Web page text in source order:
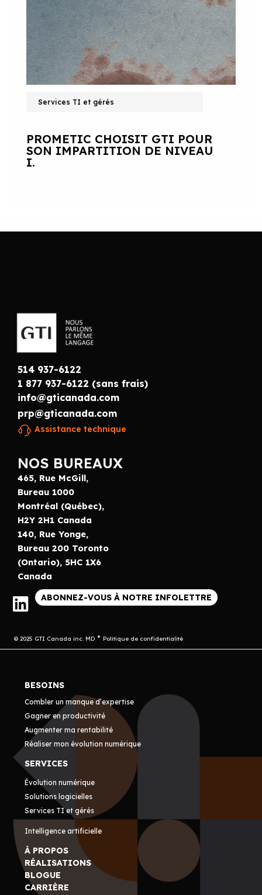
Services TI et gérés
PROMETIC CHOISIT GTI POUR
SON IMPARTITION DE NIVEAU
I.
514 937-6122
1 877 937-6122 (sans frais)
info@gticanada.com
prp@gticanada.com
Assistance technique
NOS BUREAUX
465, Rue McGill,
Bureau 1000
Montréal (Québec),
H2Y 2H1 Canada
140, Rue Yonge,
Bureau 200 Toronto
(Ontario), 5HC 1X6
Canada
ABONNEZ-VOUS À NOTRE INFOLETTRE
© 2025 GTI Canada inc. MD Politique de confidentialité
BESOINS
Combler un manque d’expertise
Gagner en productivité
Augmenter ma rentabilité
Réaliser mon évolution numérique
SERVICES
Évolution numérique
Solutions logicielles
Services TI et gérés
Intelligence artificielle
À PROPOS
RÉALISATIONS
BLOGUE
CARRIÈRE